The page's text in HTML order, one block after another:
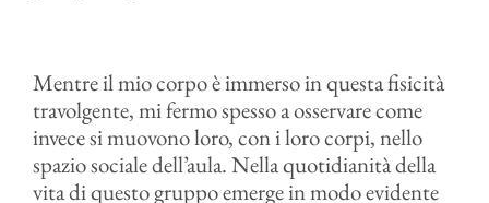
Mentre il mio corpo è immerso in questa fisicità
travolgente, mi fermo spesso a osservare come
invece si muovono loro, con i loro corpi, nello
spazio sociale dell’aula. Nella quotidianità della
vita di questo gruppo emerge in modo evidente